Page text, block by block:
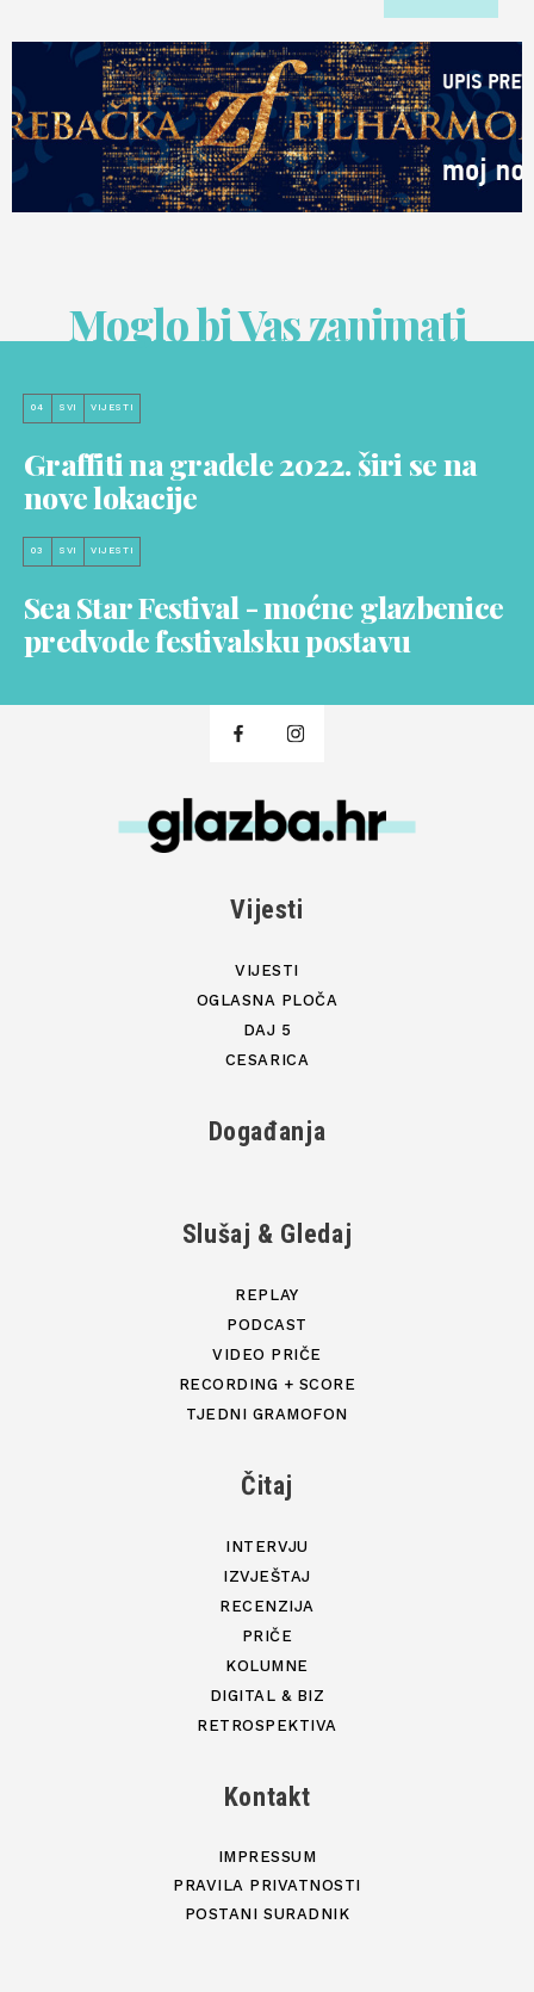
Moglo bi Vas zanimati
04 SVI VIJESTI
Graffiti na gradele 2022. širi se na
nove lokacije
03 SVI VIJESTI
Sea Star Festival - moćne glazbenice
predvode festivalsku postavu
Vijesti
VIJESTI
OGLASNA PLOČA
DAJ 5
CESARICA
Događanja
Slušaj & Gledaj
REPLAY
PODCAST
VIDEO PRIČE
RECORDING + SCORE
TJEDNI GRAMOFON
Čitaj
INTERVJU
IZVJEŠTAJ
RECENZIJA
PRIČE
KOLUMNE
DIGITAL & BIZ
RETROSPEKTIVA
Kontakt
IMPRESSUM
PRAVILA PRIVATNOSTI
POSTANI SURADNIK